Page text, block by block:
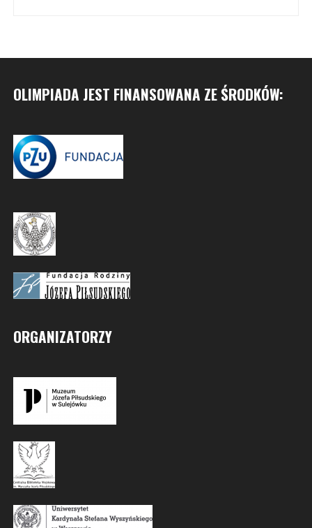
OLIMPIADA JEST FINANSOWANA ZE ŚRODKÓW:
ORGANIZATORZY